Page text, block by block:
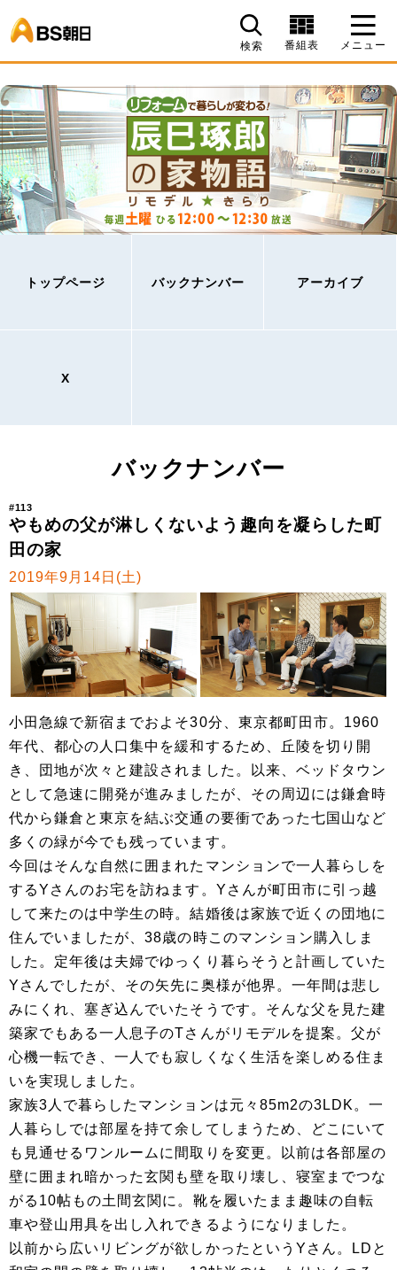
検索 番組表 メニュー
トップページ バックナンバー アーカイブ
X
バックナンバー
#113
やもめの父が淋しくないよう趣向を凝らした町
田の家
2019年9月14日(土)
小田急線で新宿までおよそ30分、東京都町田市。1960
年代、都心の人口集中を緩和するため、丘陵を切り開
き、団地が次々と建設されました。以来、ベッドタウン
として急速に開発が進みましたが、その周辺には鎌倉時
代から鎌倉と東京を結ぶ交通の要衝であった七国山など
多くの緑が今でも残っています。
今回はそんな自然に囲まれたマンションで一人暮らしを
するYさんのお宅を訪ねます。Yさんが町田市に引っ越
して来たのは中学生の時。結婚後は家族で近くの団地に
住んでいましたが、38歳の時このマンション購入しま
した。定年後は夫婦でゆっくり暮らそうと計画していた
Yさんでしたが、その矢先に奥様が他界。一年間は悲し
みにくれ、塞ぎ込んでいたそうです。そんな父を見た建
築家でもある一人息子のTさんがリモデルを提案。父が
心機一転でき、一人でも寂しくなく生活を楽しめる住ま
いを実現しました。
家族3人で暮らしたマンションは元々85m2の3LDK。一
人暮らしでは部屋を持て余してしまうため、どこにいて
も見通せるワンルームに間取りを変更。以前は各部屋の
壁に囲まれ暗かった玄関も壁を取り壊し、寝室までつな
がる10帖もの土間玄関に。靴を履いたまま趣味の自転
車や登山用具を出し入れできるようになりました。
以前から広いリビングが欲しかったというYさん。LDと